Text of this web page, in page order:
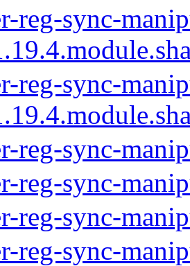
reg-sync-
reg-sync-
reg-sync-
reg-sync-
reg-sync-
reg-sync-